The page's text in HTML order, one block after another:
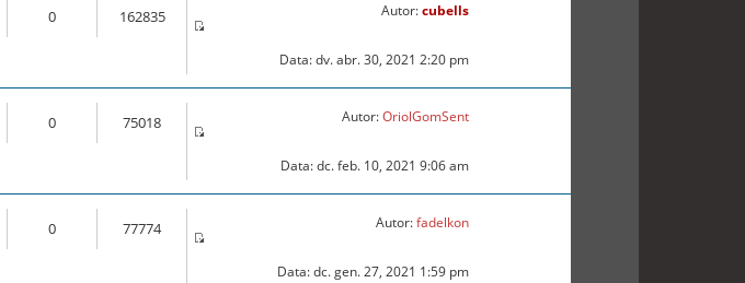
0 162835 Autor:cubells
Data: dv. abr. 30, 2021 2:20 pm
0 75018 Autor:OriolGomSent
Data: dc. feb. 10, 2021 9:06 am
0 77774 Autor:fadelkon
Data: dc. gen. 27, 2021 1:59 pm